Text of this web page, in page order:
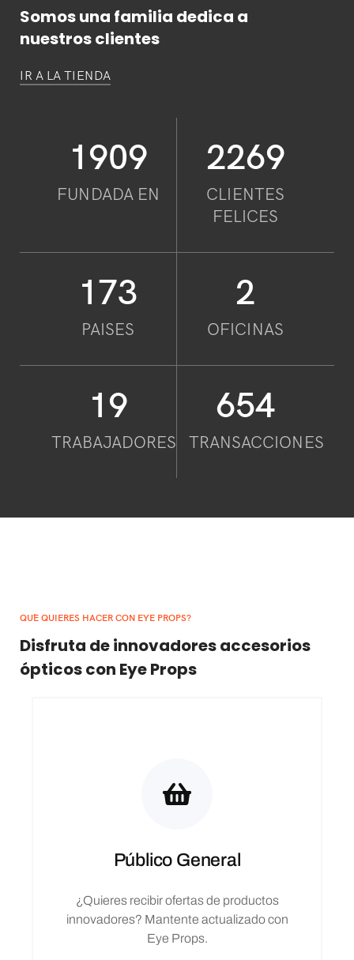
Somos una familia dedica a
nuestros clientes
IR A LA TIENDA
2006
FUNDADA EN
2382
CLIENTES
FELICES
186
PAISES
2
OFICINAS
21
TRABAJADORES
715
TRANSACCIONES
QU´´E QUIERES HACER CON EYE PROPS?
Disfruta de innovadores accesorios
ópticos con Eye Props
Público General
¿Quieres recibir ofertas de productos
innovadores? Mantente actualizado con
Eye Props.